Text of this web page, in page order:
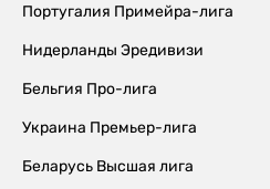
Португалия Примейра-лига
Нидерланды Эредивизи
Бельгия Про-лига
Украина Премьер-лига
Беларусь Высшая лига